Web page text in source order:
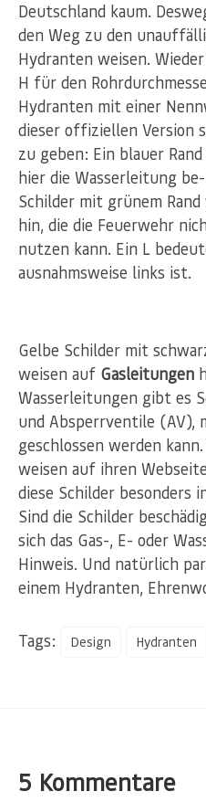
Deutschland kaum.
den Weg zu den
Hydranten weisen.
H für den
Hydranten mit einer
dieser offiziellen Version
zu geben: Ein blauer
hier die Wasserleitung
Schilder mit grünem
hin, die die Feuerwehr
nutzen kann. Ein L
ausnahmsweise links ist.
Gelbe Schilder mit
weisen auf Gasleitungen
Wasserleitungen gibt es
und Absperrventile (AV),
geschlossen werden
weisen auf ihren
diese Schilder besonders
Sind die Schilder
sich das Gas-, E- oder
Hinweis. Und natürlich
einem Hydranten,
Tags: Design Hydranten
5 Kommentare